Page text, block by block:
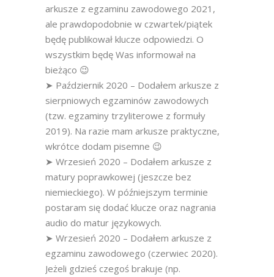
arkusze z egzaminu zawodowego 2021,
ale prawdopodobnie w czwartek/piątek
będę publikował klucze odpowiedzi. O
wszystkim będę Was informował na
bieżąco 😉
➤ Październik 2020 – Dodałem arkusze z
sierpniowych egzaminów zawodowych
(tzw. egzaminy trzyliterowe z formuły
2019). Na razie mam arkusze praktyczne,
wkrótce dodam pisemne 😉
➤ Wrzesień 2020 – Dodałem arkusze z
matury poprawkowej (jeszcze bez
niemieckiego). W późniejszym terminie
postaram się dodać klucze oraz nagrania
audio do matur językowych.
➤ Wrzesień 2020 – Dodałem arkusze z
egzaminu zawodowego (czerwiec 2020).
Jeżeli gdzieś czegoś brakuje (np.